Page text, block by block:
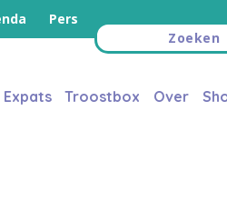
Pers
Expats Troostbox Over